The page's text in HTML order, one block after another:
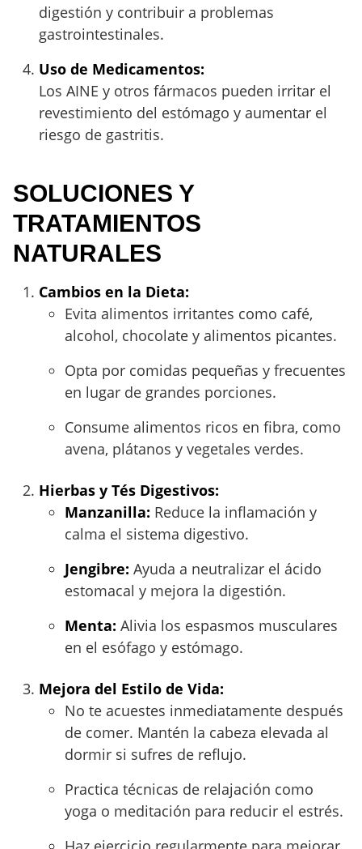
digestión y contribuir a problemas
gastrointestinales.
Uso de Medicamentos:
Los AINE y otros fármacos pueden irritar el
revestimiento del estómago y aumentar el
riesgo de gastritis.
SOLUCIONES Y
TRATAMIENTOS
NATURALES
Cambios en la Dieta:
Evita alimentos irritantes como café,
alcohol, chocolate y alimentos picantes.
Opta por comidas pequeñas y frecuentes
en lugar de grandes porciones.
Consume alimentos ricos en fibra, como
avena, plátanos y vegetales verdes.
Hierbas y Tés Digestivos:
Manzanilla: Reduce la inflamación y
calma el sistema digestivo.
Jengibre: Ayuda a neutralizar el ácido
estomacal y mejora la digestión.
Menta: Alivia los espasmos musculares
en el esófago y estómago.
Mejora del Estilo de Vida:
No te acuestes inmediatamente después
de comer. Mantén la cabeza elevada al
dormir si sufres de reflujo.
Practica técnicas de relajación como
yoga o meditación para reducir el estrés.